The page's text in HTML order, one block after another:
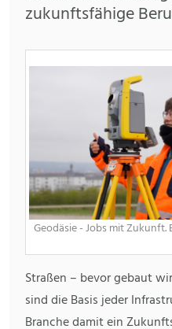
zukunftsfähige
Geodäsie - Jobs mit Zukunft.
Straßen – bevor gebaut
sind die Basis jeder
Branche damit ein